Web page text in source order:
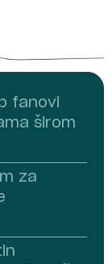
fanovi
širom
za